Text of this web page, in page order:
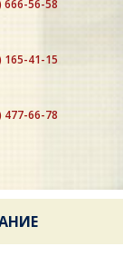
666-56-58
165-41-15
477-66-78